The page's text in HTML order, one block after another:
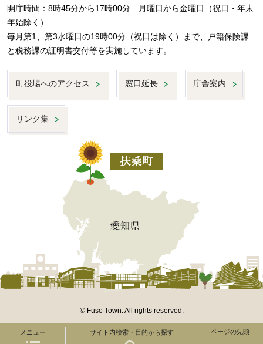
メニュー サイト内検索・目的から探す ページの先頭
開庁時間：8時45分から17時00分 月曜日から金曜日（祝日・年末
年始除く）
毎月第1、第3水曜日の19時00分（祝日は除く）まで、戸籍保険課
と税務課の証明書交付等を実施しています。
町役場へのアクセス 窓口延長 庁舎案内
リンク集
© Fuso Town. All rights reserved.